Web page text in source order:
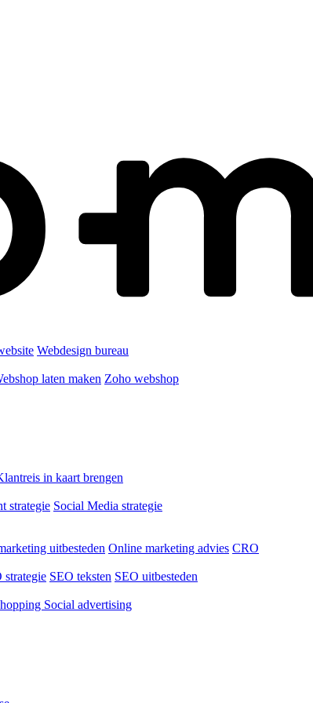
Webdesign bureau
laten maken Zoho webshop
in kaart brengen
strategie Social Media strategie
uitbesteden Online marketing advies CRO
strategie SEO teksten SEO uitbesteden
Social advertising